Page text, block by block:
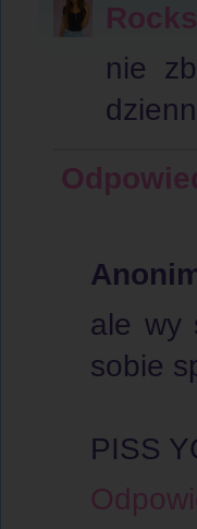
nie
ale wy
sobie
PISS